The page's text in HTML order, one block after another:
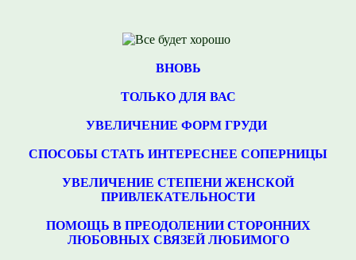
ВНОВЬ
ТОЛЬКО ДЛЯ ВАС
УВЕЛИЧЕНИЕ ФОРМ ГРУДИ
СПОСОБЫ СТАТЬ ИНТЕРЕСНЕЕ СОПЕРНИЦЫ
УВЕЛИЧЕНИЕ СТЕПЕНИ ЖЕНСКОЙ
ПРИВЛЕКАТЕЛЬНОСТИ
ПОМОЩЬ В ПРЕОДОЛЕНИИ СТОРОННИХ
ЛЮБОВНЫХ СВЯЗЕЙ ЛЮБИМОГО